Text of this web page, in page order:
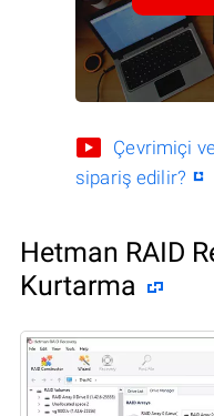
Çevrimiçi
sipariş edilir?
Hetman RAID
Kurtarma